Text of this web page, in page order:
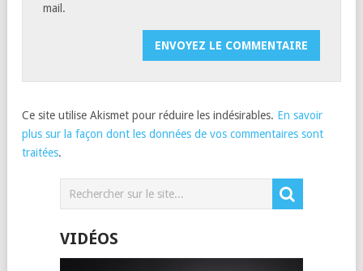
mail.
Ce site utilise Akismet pour réduire les indésirables. En savoir
plus sur la façon dont les données de vos commentaires sont
traitées.
VIDÉOS